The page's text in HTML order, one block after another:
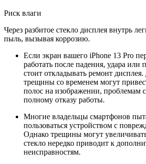
Риск влаги
Через разбитое стекло дисплея внутрь
пыль, вызывая коррозию.
Если экран вашего iPhone 13 Pro
работать после падения, удара или
стоит откладывать ремонт
трещины со временем могут
полос на изображении, проблемам
полному отказу работы.
Многие владельцы смартфонов
пользоваться устройством с
Однако трещины могут
стекло нередко приводит к
неисправностям.